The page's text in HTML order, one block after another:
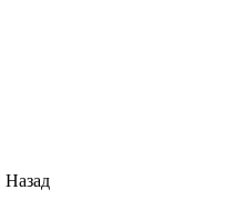
Назад